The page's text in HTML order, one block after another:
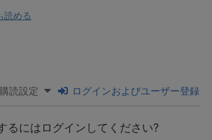
読める
読設定 ログインおよびユーザー登録
るにはログインしてください?